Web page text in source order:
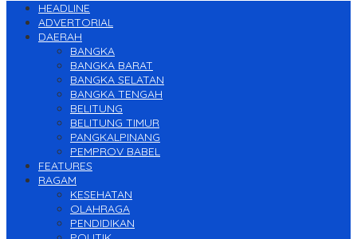
HEADLINE
ADVERTORIAL
DAERAH
BANGKA
BANGKA BARAT
BANGKA SELATAN
BANGKA TENGAH
BELITUNG
BELITUNG TIMUR
PANGKALPINANG
PEMPROV BABEL
FEATURES
RAGAM
KESEHATAN
OLAHRAGA
PENDIDIKAN